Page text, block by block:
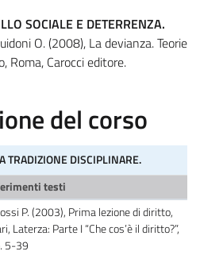
SOCIALE E DETERRENZA.
O. (2008), La devianza. Teorie
Roma, Carocci editore.
del corso
TRADIZIONE DISCIPLINARE.
testi
P. (2003), Prima lezione di diritto,
Laterza: Parte I “Che cos’è il diritto?”,
5-39